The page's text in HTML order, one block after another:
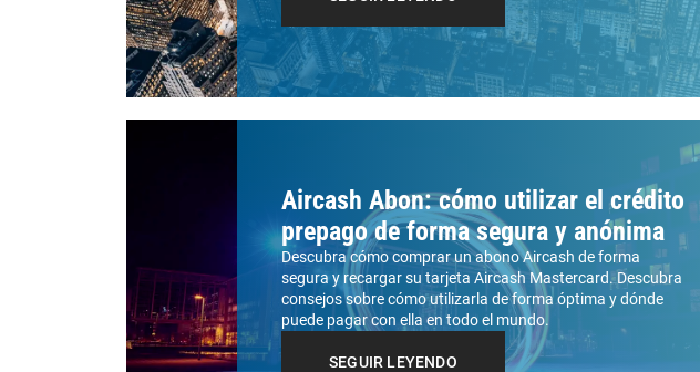
Aircash Abon: cómo utilizar el crédito
prepago de forma segura y anónima
Descubra cómo comprar un abono Aircash de forma
segura y recargar su tarjeta Aircash Mastercard. Descubra
consejos sobre cómo utilizarla de forma óptima y dónde
puede pagar con ella en todo el mundo.
SEGUIR LEYENDO